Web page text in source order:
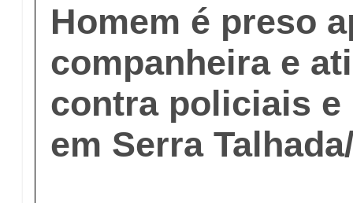
Homem é preso
companheira e
contra policiais e
em Serra